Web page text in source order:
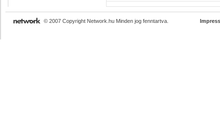
© 2007 Copyright Network.hu Minden jog fenntartva.